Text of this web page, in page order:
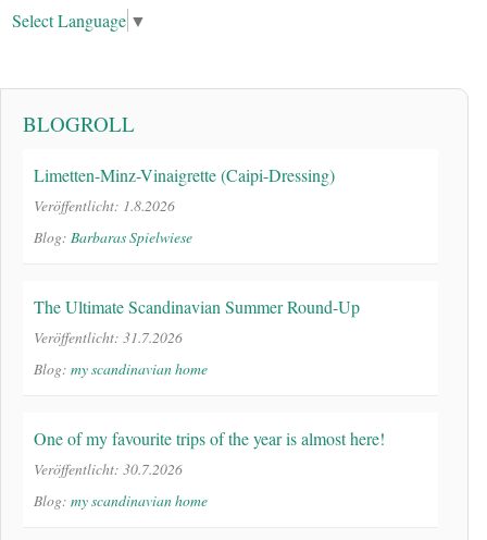
Select Language ▼
BLOGROLL
Limetten-Minz-Vinaigrette (Caipi-Dressing)
Veröffentlicht: 1.8.2026
Blog: Barbaras Spielwiese
The Ultimate Scandinavian Summer Round-Up
Veröffentlicht: 31.7.2026
Blog: my scandinavian home
One of my favourite trips of the year is almost here!
Veröffentlicht: 30.7.2026
Blog: my scandinavian home